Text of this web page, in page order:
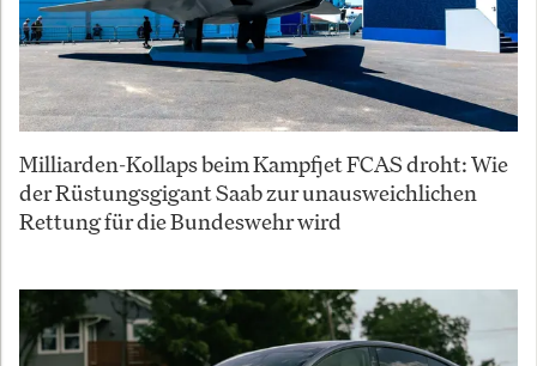
Milliarden-Kollaps beim Kampfjet FCAS droht: Wie
der Rüstungsgigant Saab zur unausweichlichen
Rettung für die Bundeswehr wird